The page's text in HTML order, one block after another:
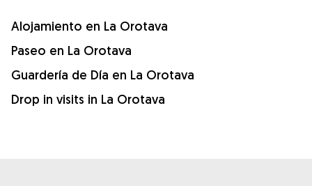
Alojamiento en La Orotava
Paseo en La Orotava
Guardería de Día en La Orotava
Drop in visits in La Orotava